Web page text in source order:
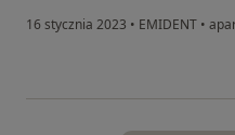
16 stycznia 2023 • EMIDENT •